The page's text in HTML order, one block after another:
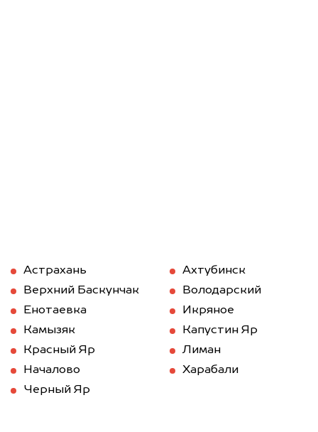
Астрахань
Ахтубинск
Верхний Баскунчак
Володарский
Енотаевка
Икряное
Камызяк
Капустин Яр
Красный Яр
Лиман
Началово
Харабали
Черный Яр